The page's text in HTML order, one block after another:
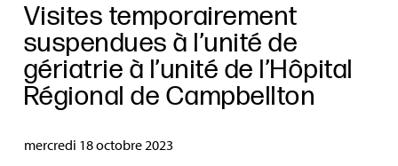
Visites temporairement
suspendues à l’unité de
gériatrie à l’unité de l’Hôpital
Régional de Campbellton
mercredi 18 octobre 2023